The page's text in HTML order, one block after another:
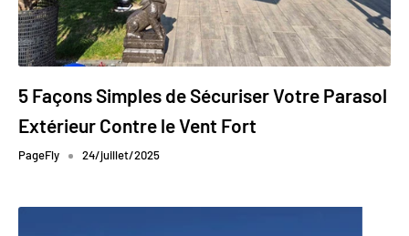
5 Façons Simples de Sécuriser Votre Parasol
Extérieur Contre le Vent Fort
PageFly 24/juillet/2025